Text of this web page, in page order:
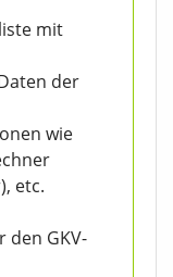
mit
der
wie
etc.
GKV-